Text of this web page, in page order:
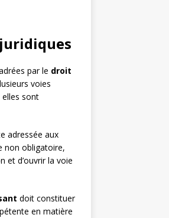
par le droit
voies
elles sont
adressée aux
non obligatoire,
et d’ouvrir la voie
doit constituer
en matière